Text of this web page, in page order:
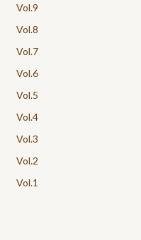
Vol.9
Vol.8
Vol.7
Vol.6
Vol.5
Vol.4
Vol.3
Vol.2
Vol.1